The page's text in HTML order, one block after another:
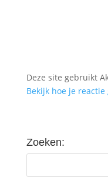
Deze site gebruikt
Bekijk hoe je
Zoeken: